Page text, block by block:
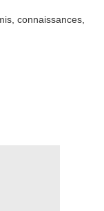
connaissances,